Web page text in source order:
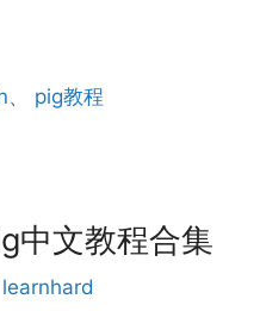
、 pig教程
中文教程合集
learnhard